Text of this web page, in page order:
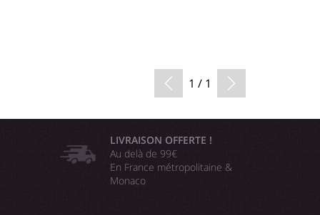
1 / 1
LIVRAISON OFFERTE !
Au delà de 99€
En France métropolitaine &
Monaco